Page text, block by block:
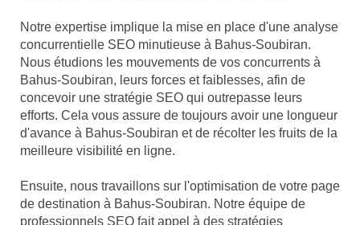
Notre expertise implique la mise en place d'une analyse
concurrentielle SEO minutieuse à Bahus-Soubiran.
Nous étudions les mouvements de vos concurrents à
Bahus-Soubiran, leurs forces et faiblesses, afin de
concevoir une stratégie SEO qui outrepasse leurs
efforts. Cela vous assure de toujours avoir une longueur
d'avance à Bahus-Soubiran et de récolter les fruits de la
meilleure visibilité en ligne.
Ensuite, nous travaillons sur l'optimisation de votre page
de destination à Bahus-Soubiran. Notre équipe de
professionnels SEO fait appel à des stratégies